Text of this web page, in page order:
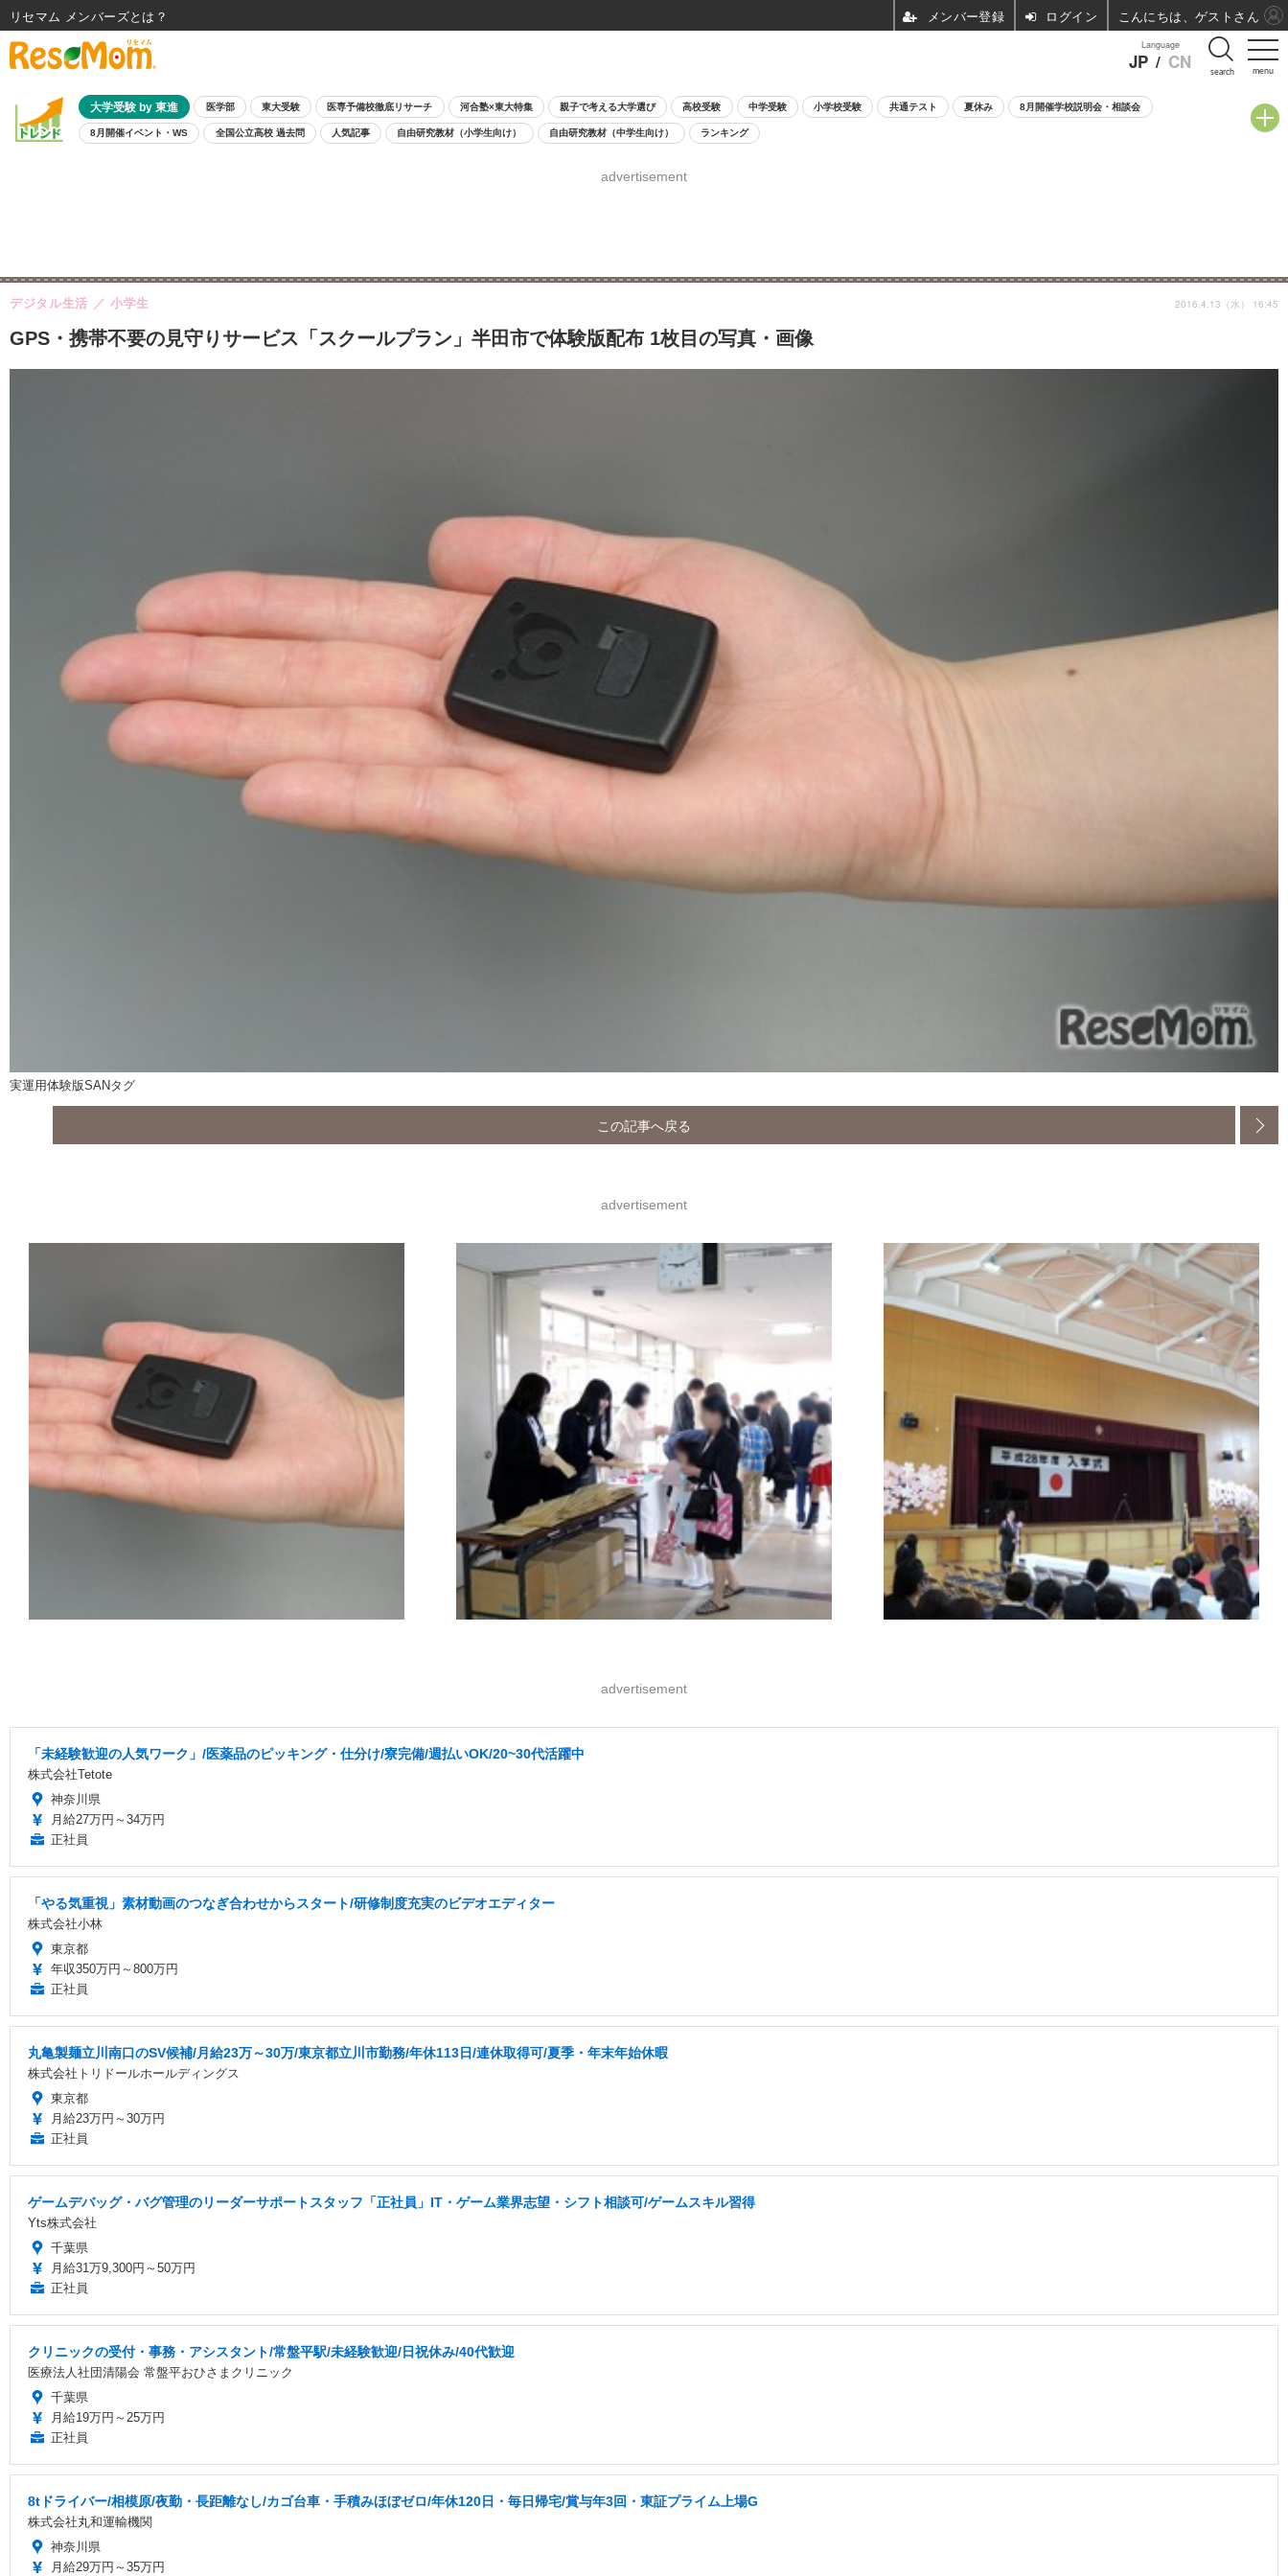
menu
Language
JP / CN search
大学受験 by 東進 医学部 東大受験 医専予備校徹底リサーチ 河合塾×東大特集 親子で考える大学選び 高校受験 中学受験 小学校受験 共通テスト 夏休み 8月開催学校説明会・相談会
8月開催イベント・WS 全国公立高校 過去問 人気記事 自由研究教材（小学生向け） 自由研究教材（中学生向け） ランキング
advertisement
GPS・携帯不要の見守りサービス「スクールプラン」半田市で体験版配布 1枚目の写真・画像
デジタル生活 小学生 2016.4.13（水） 16:45
実運用体験版SANタグ
この記事へ戻る
advertisement
advertisement
「未経験歓迎の人気ワーク」/医薬品のピッキング・仕分け/寮完備/週払いOK/20~30代活躍中
株式会社Tetote
神奈川県
月給27万円～34万円
正社員
「やる気重視」素材動画のつなぎ合わせからスタート/研修制度充実のビデオエディター
株式会社小林
東京都
年収350万円～800万円
正社員
丸亀製麺立川南口のSV候補/月給23万～30万/東京都立川市勤務/年休113日/連休取得可/夏季・年末年始休暇
株式会社トリドールホールディングス
東京都
月給23万円～30万円
正社員
ゲームデバッグ・バグ管理のリーダーサポートスタッフ「正社員」IT・ゲーム業界志望・シフト相談可/ゲームスキル習得
Yts株式会社
千葉県
月給31万9,300円～50万円
正社員
クリニックの受付・事務・アシスタント/常盤平駅/未経験歓迎/日祝休み/40代歓迎
医療法人社団清陽会 常盤平おひさまクリニック
千葉県
月給19万円～25万円
正社員
8tドライバー/相模原/夜勤・長距離なし/カゴ台車・手積みほぼゼロ/年休120日・毎日帰宅/賞与年3回・東証プライム上場G
株式会社丸和運輸機関
神奈川県
月給29万円～35万円
リセマム メンバーズ ログイン こんにちは、ゲストさん